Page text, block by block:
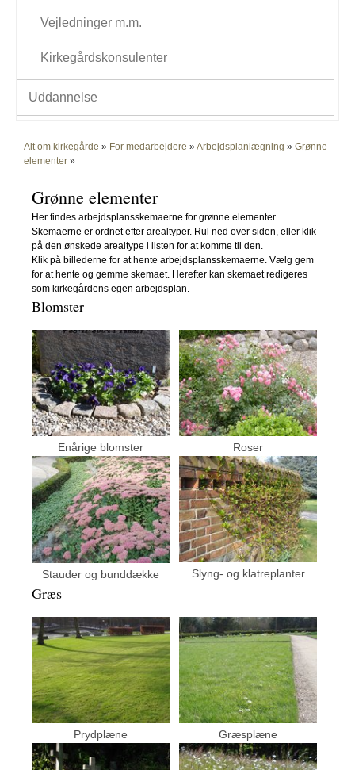
Vejledninger m.m.
Kirkegårdskonsulenter
Uddannelse
Alt om kirkegårde » For medarbejdere »Arbejdsplanlægning » Grønne
elementer »
Grønne elementer
Her findes arbejdsplansskemaerne for grønne elementer.
Skemaerne er ordnet efter arealtyper. Rul ned over siden, eller klik
på den ønskede arealtype i listen for at komme til den.
Klik på billederne for at hente arbejdsplansskemaerne. Vælg gem
for at hente og gemme skemaet. Herefter kan skemaet redigeres
som kirkegårdens egen arbejdsplan.
Blomster
Enårige blomster Roser
Stauder og bunddække Slyng- og klatreplanter
Græs
Prydplæne Græsplæne